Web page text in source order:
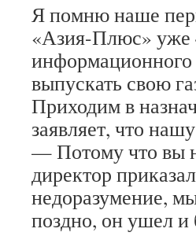
Я помню наше
«Азия-Плюс» уже
информационного
выпускать свою
Приходим в
заявляет, что
— Потому что вы
директор
недоразумение,
поздно, он ушел и